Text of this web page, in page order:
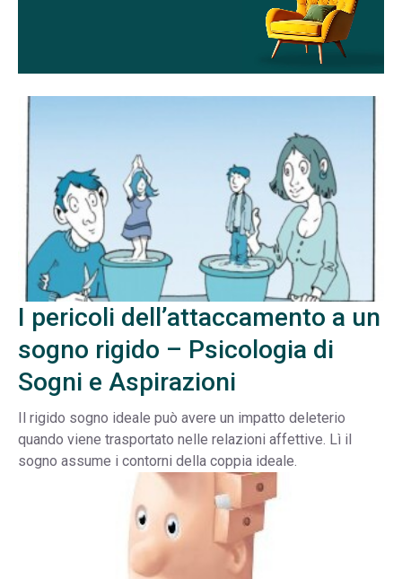
I pericoli dell’attaccamento a un
sogno rigido – Psicologia di
Sogni e Aspirazioni
Il rigido sogno ideale può avere un impatto deleterio
quando viene trasportato nelle relazioni affettive. Lì il
sogno assume i contorni della coppia ideale.